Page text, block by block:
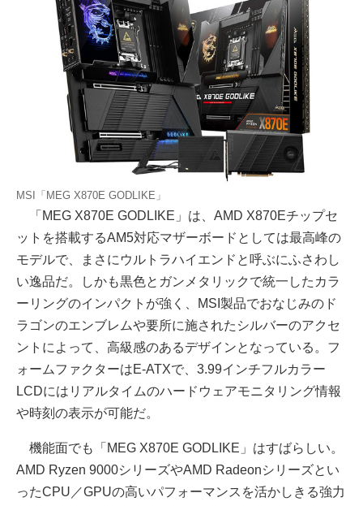
MSI「MEG X870E GODLIKE」
「MEG X870E GODLIKE」は、AMD X870Eチップセ
ットを搭載するAM5対応マザーボードとしては最高峰の
モデルで、まさにウルトラハイエンドと呼ぶにふさわし
い逸品だ。しかも黒色とガンメタリックで統一したカラ
ーリングのインパクトが強く、MSI製品でおなじみのド
ラゴンのエンブレムや要所に施されたシルバーのアクセ
ントによって、高級感のあるデザインとなっている。フ
ォームファクターはE-ATXで、3.99インチフルカラー
LCDにはリアルタイムのハードウェアモニタリング情報
や時刻の表示が可能だ。
機能面でも「MEG X870E GODLIKE」はすばらしい。
AMD Ryzen 9000シリーズやAMD Radeonシリーズとい
ったCPU／GPUの高いパフォーマンスを活かしきる強力